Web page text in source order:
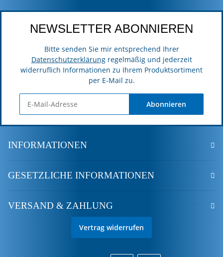
NEWSLETTER ABONNIEREN
Bitte senden Sie mir entsprechend Ihrer
Datenschutzerklärungregelmäßig und jederzeit
widerruflich Informationen zu Ihrem Produktsortiment
per E-Mail zu.
Abonnieren
INFORMATIONEN
GESETZLICHE INFORMATIONEN
VERSAND & ZAHLUNG
Vertrag widerrufen